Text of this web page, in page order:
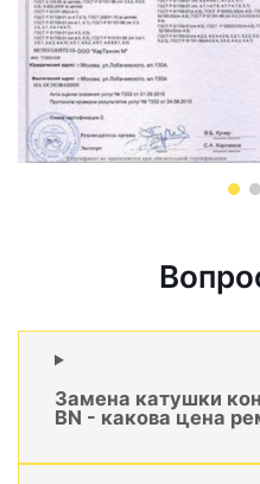
Замена катушки
BN - какова цена